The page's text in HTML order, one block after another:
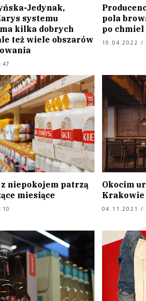
Jedynak,
systemu
kilka dobrych
też wiele obszarów
pola
po chmiel
19.04.2022 /
niepokojem patrzą
miesiące
Okocim
Krakowie
04.11.2021 /